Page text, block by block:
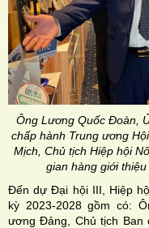
Ông Lương Quốc Đoàn,
chấp hành Trung ương
Mịch, Chủ tịch Hiệp hội
gian hàng giới
Đến dự Đại hội III, Hiệp
kỳ 2023-2028 gồm có:
ương Đảng, Chủ tịch Ban